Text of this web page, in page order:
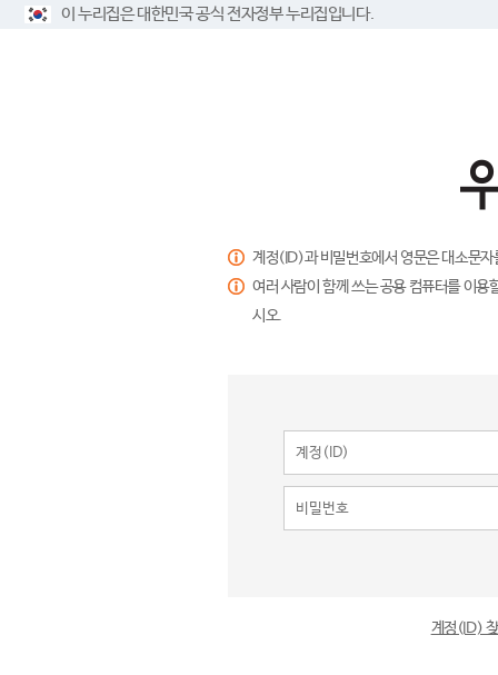
이 누리집은 대한민국 공식 전자정부 누리집입니다.
계정(ID)과 비밀번호에서 영문은 대소문
여러 사람이 함께 쓰는 공용 컴퓨터를 이
시오.
계정(ID)